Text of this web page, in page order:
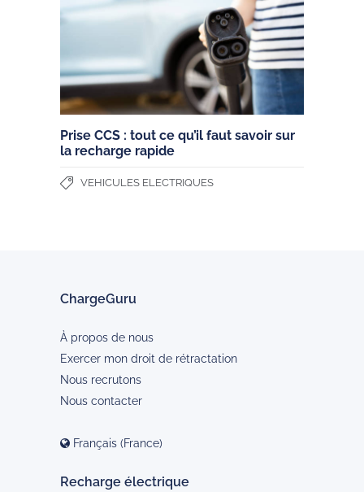
Prise CCS : tout ce qu’il faut savoir sur
la recharge rapide
VEHICULES ELECTRIQUES
ChargeGuru
À propos de nous
Exercer mon droit de rétractation
Nous recrutons
Nous contacter
Français (France)
Recharge électrique